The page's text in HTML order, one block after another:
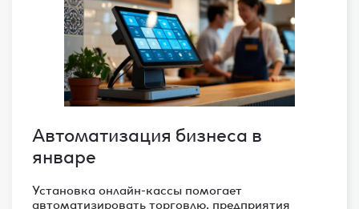
Автоматизация бизнеса в
январе
Установка онлайн-кассы помогает
автоматизировать торговлю, предприятия